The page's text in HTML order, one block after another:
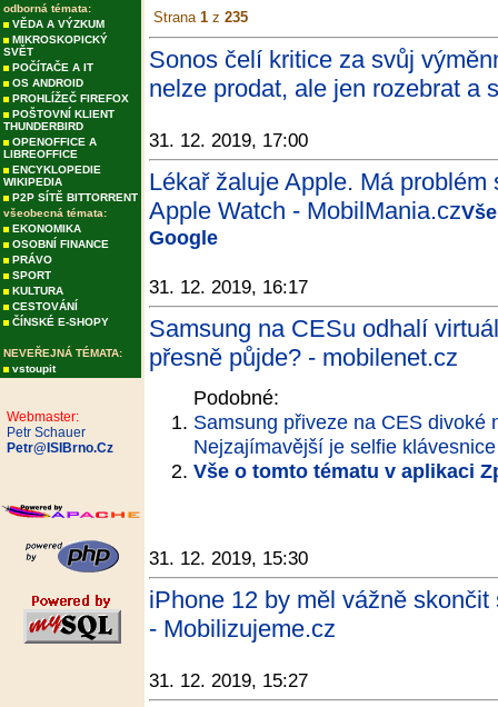
odborná témata:
VĚDA A VÝZKUM
MIKROSKOPICKÝ
SVĚT
POČÍTAČE A IT
OS ANDROID
PROHLÍŽEČ FIREFOX
POŠTOVNÍ KLIENT
THUNDERBIRD
OPENOFFICE A
LIBREOFFICE
ENCYKLOPEDIE
WIKIPEDIA
P2P SÍTĚ BITTORRENT
všeobecná témata:
EKONOMIKA
OSOBNÍ FINANCE
PRÁVO
SPORT
KULTURA
CESTOVÁNÍ
ČÍNSKÉ E-SHOPY
NEVEŘEJNÁ TÉMATA:
vstoupit
Webmaster:
Petr Schauer
Petr@ISIBrno.Cz
Strana 1 z 235
Sonos čelí kritice za svůj
nelze prodat, ale jen rozebrat a
31. 12. 2019, 17:00
Lékař žaluje Apple. Má
Apple Watch - MobilMania.cz
Google
31. 12. 2019, 16:17
Samsung na CESu odhalí
přesně půjde? - mobilenet.cz
Podobné:
Samsung přiveze na CES divoké
Nejzajímavější je selfie klávesnice
Vše o tomto tématu v aplikaci
31. 12. 2019, 15:30
iPhone 12 by měl vážně
- Mobilizujeme.cz
31. 12. 2019, 15:27